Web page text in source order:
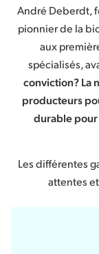
André Deberdt,
pionnier de la
aux
spécialisés,
conviction? La
producteurs
durable pour
Les différentes
attentes